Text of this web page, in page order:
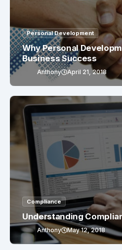
Personal Development
Why Personal
Business Success
Anthony April 21, 2018
Compliance
Understanding
Anthony May 12, 2018